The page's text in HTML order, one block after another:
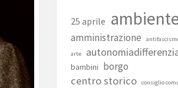
25 aprile
amministrazione
arte
bambini borgo
centro storico consiglio